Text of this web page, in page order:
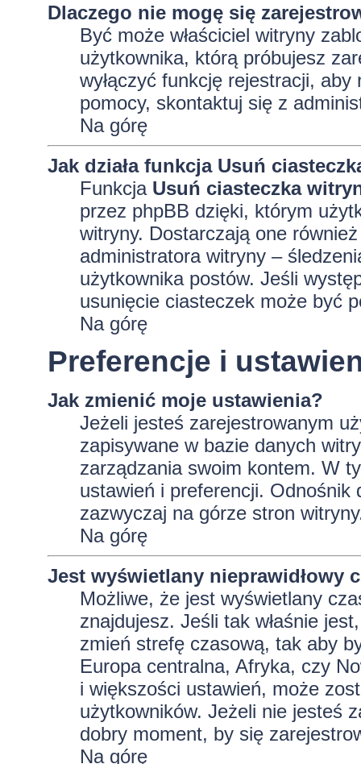
Dlaczego nie mogę się
Być może właściciel witryny
użytkownika, którą próbujesz
wyłączyć funkcję rejestracji,
pomocy, skontaktuj się z
Na górę
Jak działa funkcja Usuń
Funkcja Usuń ciasteczka
przez phpBB dzięki, którym
witryny. Dostarczają one
administratora witryny –
użytkownika postów. Jeśli
usunięcie ciasteczek może być
Na górę
Preferencje i
Jak zmienić moje ustawienia?
Jeżeli jesteś zarejestrowanym
zapisywane w bazie danych
zarządzania swoim kontem. W
ustawień i preferencji.
zazwyczaj na górze stron
Na górę
Jest wyświetlany nieprawidłowy
Możliwe, że jest wyświetlany
znajdujesz. Jeśli tak właśnie
zmień strefę czasową, tak aby
Europa centralna, Afryka, czy
i większości ustawień, może
użytkowników. Jeżeli nie jesteś
dobry moment, by się
Na górę